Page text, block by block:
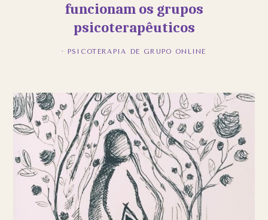
funcionam os grupos
psicoterapêuticos
· PSICOTERAPIA DE GRUPO ONLINE